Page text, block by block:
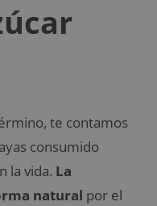
te contamos
consumido
la vida. La
natural por el